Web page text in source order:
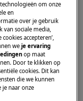
surgelés
et le joint
humide.
de la porte.
om onze
en
over je gebruik
van sociale media,
accepteren’,
weje ervaring
op maat
Door te klikken op
cookies. Dit kan
die we kunnen
naar onze